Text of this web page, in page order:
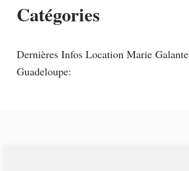
Catégories
Dernières Infos Location Marie Galante
Guadeloupe: